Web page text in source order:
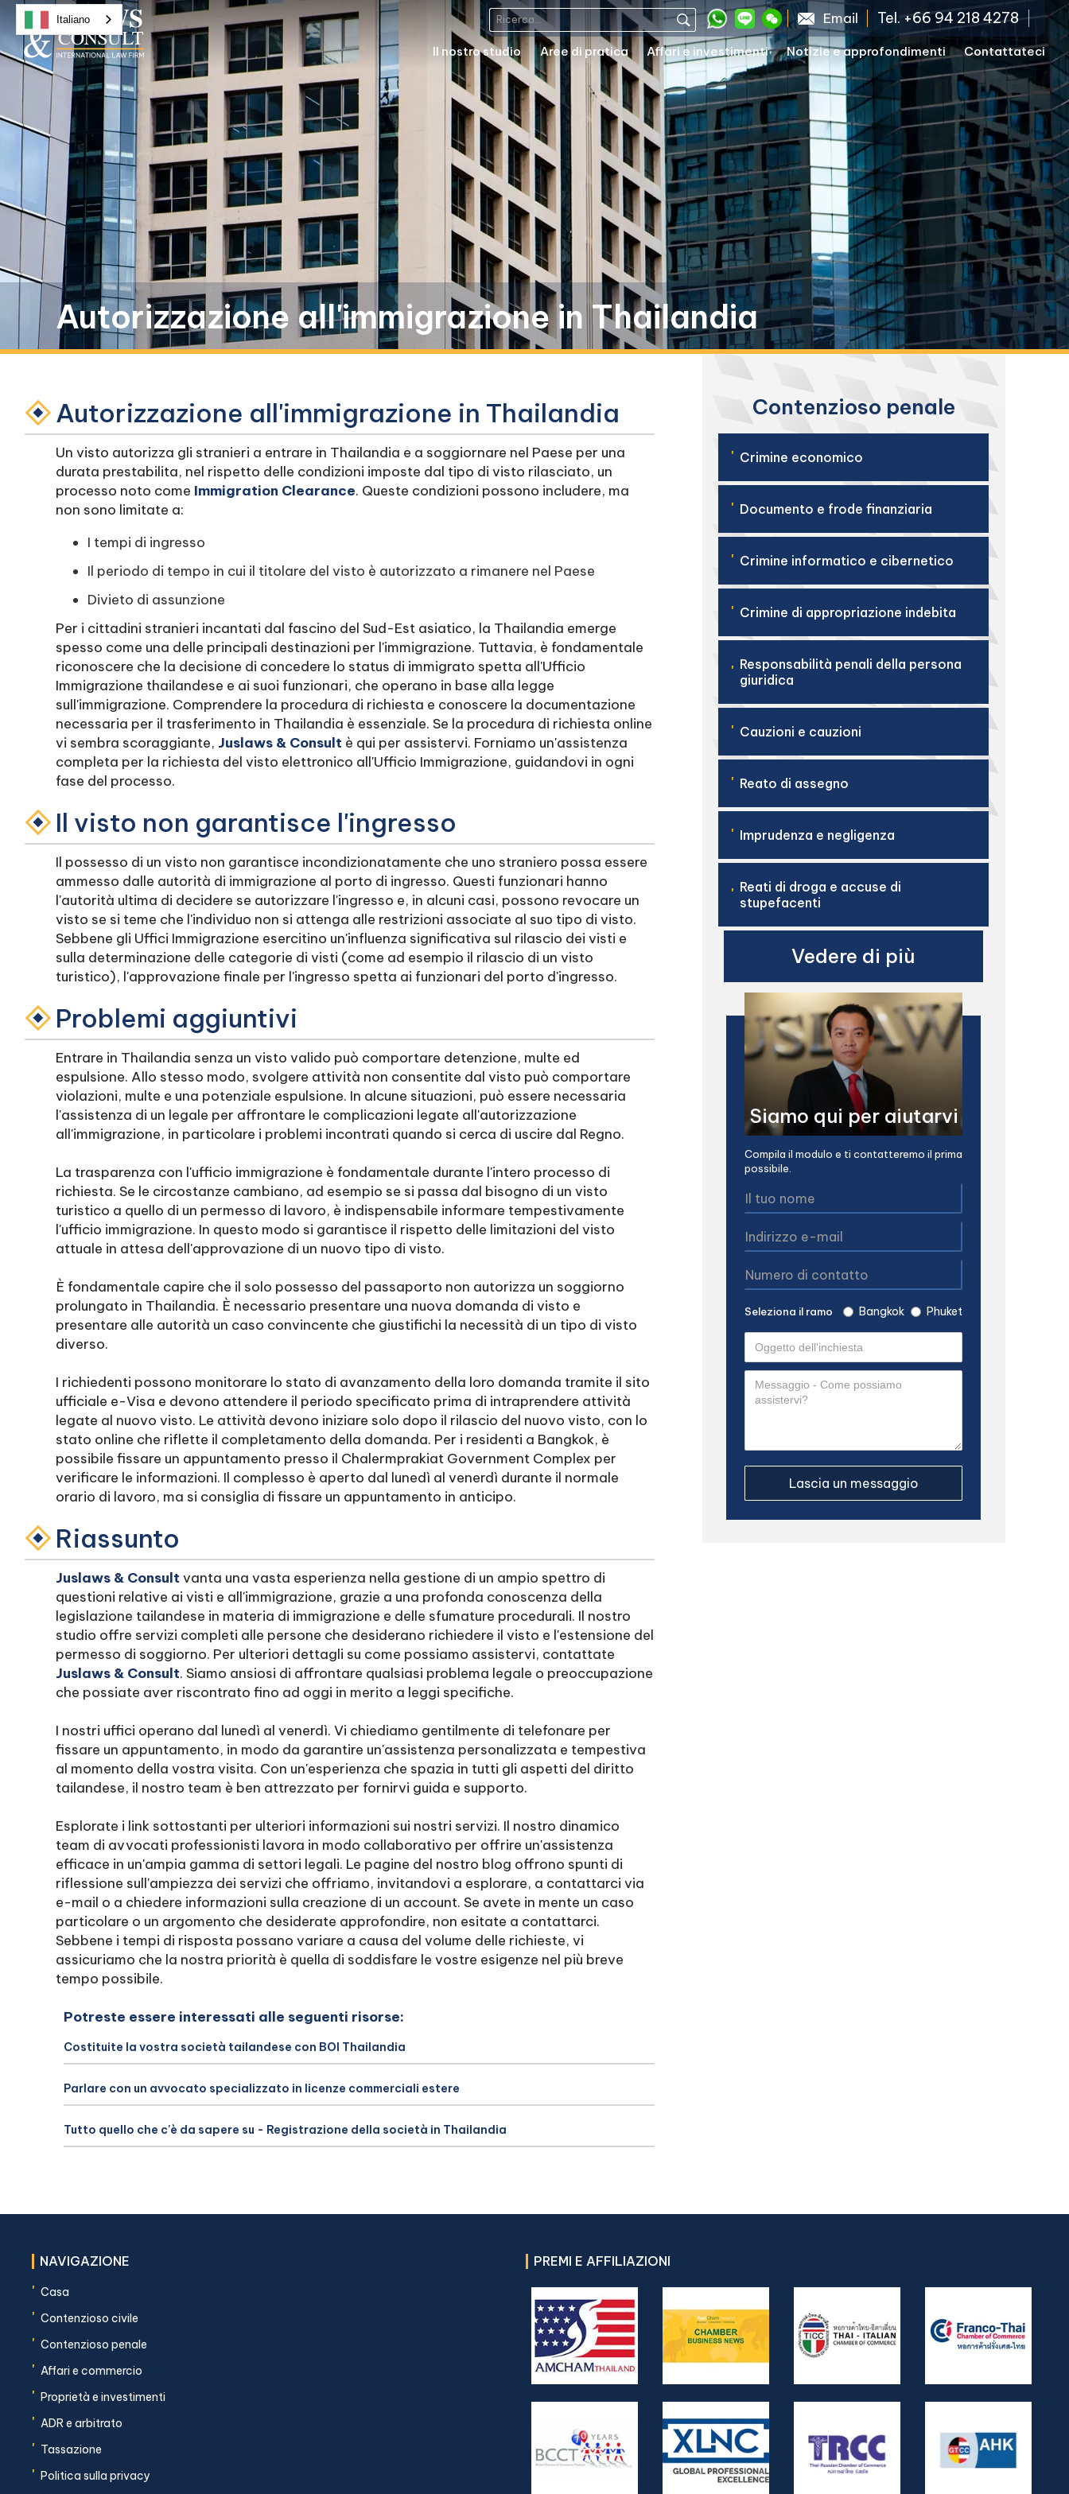
Email Tel. +66 94 218 4278
Il nostro studio Aree di pratica Affari e investimenti Notizie e approfondimenti Contattateci
Autorizzazione all'immigrazione in Thailandia
Autorizzazione all'immigrazione in Thailandia
Un visto autorizza gli stranieri a entrare in Thailandia e a soggiornare nel Paese per una
durata prestabilita, nel rispetto delle condizioni imposte dal tipo di visto rilasciato, un
processo noto come Immigration Clearance. Queste condizioni possono includere, ma
non sono limitate a:
I tempi di ingresso
Il periodo di tempo in cui il titolare del visto è autorizzato a rimanere nel Paese
Divieto di assunzione
Per i cittadini stranieri incantati dal fascino del Sud-Est asiatico, la Thailandia emerge
spesso come una delle principali destinazioni per l'immigrazione. Tuttavia, è fondamentale
riconoscere che la decisione di concedere lo status di immigrato spetta all'Ufficio
Immigrazione thailandese e ai suoi funzionari, che operano in base alla legge
sull'immigrazione. Comprendere la procedura di richiesta e conoscere la documentazione
necessaria per il trasferimento in Thailandia è essenziale. Se la procedura di richiesta online
vi sembra scoraggiante, Juslaws & Consult è qui per assistervi. Forniamo un'assistenza
completa per la richiesta del visto elettronico all'Ufficio Immigrazione, guidandovi in ogni
fase del processo.
Il visto non garantisce l'ingresso
Il possesso di un visto non garantisce incondizionatamente che uno straniero possa essere
ammesso dalle autorità di immigrazione al porto di ingresso. Questi funzionari hanno
l'autorità ultima di decidere se autorizzare l'ingresso e, in alcuni casi, possono revocare un
visto se si teme che l'individuo non si attenga alle restrizioni associate al suo tipo di visto.
Sebbene gli Uffici Immigrazione esercitino un'influenza significativa sul rilascio dei visti e
sulla determinazione delle categorie di visti (come ad esempio il rilascio di un visto
turistico), l'approvazione finale per l'ingresso spetta ai funzionari del porto d'ingresso.
Problemi aggiuntivi
Entrare in Thailandia senza un visto valido può comportare detenzione, multe ed
espulsione. Allo stesso modo, svolgere attività non consentite dal visto può comportare
violazioni, multe e una potenziale espulsione. In alcune situazioni, può essere necessaria
l'assistenza di un legale per affrontare le complicazioni legate all'autorizzazione
all'immigrazione, in particolare i problemi incontrati quando si cerca di uscire dal Regno.
La trasparenza con l'ufficio immigrazione è fondamentale durante l'intero processo di
richiesta. Se le circostanze cambiano, ad esempio se si passa dal bisogno di un visto
turistico a quello di un permesso di lavoro, è indispensabile informare tempestivamente
l'ufficio immigrazione. In questo modo si garantisce il rispetto delle limitazioni del visto
attuale in attesa dell'approvazione di un nuovo tipo di visto.
È fondamentale capire che il solo possesso del passaporto non autorizza un soggiorno
prolungato in Thailandia. È necessario presentare una nuova domanda di visto e
presentare alle autorità un caso convincente che giustifichi la necessità di un tipo di visto
diverso.
I richiedenti possono monitorare lo stato di avanzamento della loro domanda tramite il sito
ufficiale e-Visa e devono attendere il periodo specificato prima di intraprendere attività
legate al nuovo visto. Le attività devono iniziare solo dopo il rilascio del nuovo visto, con lo
stato online che riflette il completamento della domanda. Per i residenti a Bangkok, è
possibile fissare un appuntamento presso il Chalermprakiat Government Complex per
verificare le informazioni. Il complesso è aperto dal lunedì al venerdì durante il normale
orario di lavoro, ma si consiglia di fissare un appuntamento in anticipo.
Riassunto
Juslaws & Consult vanta una vasta esperienza nella gestione di un ampio spettro di
questioni relative ai visti e all'immigrazione, grazie a una profonda conoscenza della
legislazione tailandese in materia di immigrazione e delle sfumature procedurali. Il nostro
studio offre servizi completi alle persone che desiderano richiedere il visto e l'estensione del
permesso di soggiorno. Per ulteriori dettagli su come possiamo assistervi, contattate
Juslaws & Consult. Siamo ansiosi di affrontare qualsiasi problema legale o preoccupazione
che possiate aver riscontrato fino ad oggi in merito a leggi specifiche.
I nostri uffici operano dal lunedì al venerdì. Vi chiediamo gentilmente di telefonare per
fissare un appuntamento, in modo da garantire un'assistenza personalizzata e tempestiva
al momento della vostra visita. Con un'esperienza che spazia in tutti gli aspetti del diritto
tailandese, il nostro team è ben attrezzato per fornirvi guida e supporto.
Esplorate i link sottostanti per ulteriori informazioni sui nostri servizi. Il nostro dinamico
team di avvocati professionisti lavora in modo collaborativo per offrire un'assistenza
efficace in un'ampia gamma di settori legali. Le pagine del nostro blog offrono spunti di
riflessione sull'ampiezza dei servizi che offriamo, invitandovi a esplorare, a contattarci via
e-mail o a chiedere informazioni sulla creazione di un account. Se avete in mente un caso
particolare o un argomento che desiderate approfondire, non esitate a contattarci.
Sebbene i tempi di risposta possano variare a causa del volume delle richieste, vi
assicuriamo che la nostra priorità è quella di soddisfare le vostre esigenze nel più breve
tempo possibile.
Potreste essere interessati alle seguenti risorse:
Costituite la vostra società tailandese con BOI Thailandia
Parlare con un avvocato specializzato in licenze commerciali estere
Tutto quello che c'è da sapere su - Registrazione della società in Thailandia
Contenzioso penale
' Crimine economico
' Documento e frode finanziaria
' Crimine informatico e cibernetico
' Crimine di appropriazione indebita
' Responsabilità penali della persona
giuridica
' Cauzioni e cauzioni
' Reato di assegno
' Imprudenza e negligenza
' Reati di droga e accuse di
stupefacenti
Vedere di più
Siamo qui per aiutarvi
Compila il modulo e ti contatteremo il prima
possibile.
Seleziona il ramo Bangkok Phuket
NAVIGAZIONE
' Casa
' Contenzioso civile
' Contenzioso penale
' Affari e commercio
' Proprietà e investimenti
' ADR e arbitrato
' Tassazione
' Politica sulla privacy
PREMI E AFFILIAZIONI
Italiano